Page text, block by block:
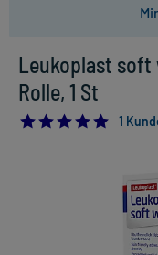
Leukoplast soft
Rolle, 1 St
5.01